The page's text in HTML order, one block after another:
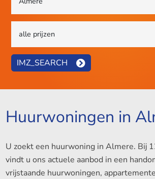
IMZ_SEARCH
Huurwoningen in
U zoekt een huurwoning in Almere. Bij
vindt u ons actuele aanbod in een
vrijstaande huurwoningen,